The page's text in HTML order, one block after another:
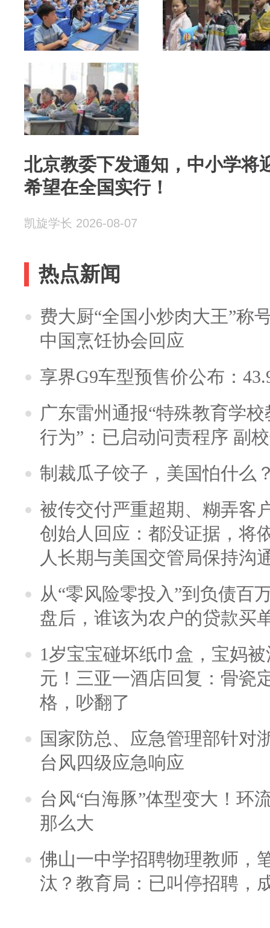
北京教委下发通知，中小学将
希望在全国实行！
凯旋学长 2026-08-07
热点新闻
费大厨“全国小炒肉大王”称
中国烹饪协会回应
享界G9车型预售价公布：
广东雷州通报“特殊教育学
行为”：已启动问责程序 副
制裁瓜子饺子，美国怕什么
被传交付严重超期、糊弄客
创始人回应：都没证据，将
人长期与美国交管局保持沟
从“零风险零投入”到负债百
盘后，谁该为农户的贷款买
1岁宝宝碰坏纸巾盒，宝妈
元！三亚一酒店回复：骨瓷
格，吵翻了
国家防总、应急管理部针对
台风四级应急响应
台风“白海豚”体型变大！环
那么大
佛山一中学招聘物理教师，
汰？教育局：已叫停招聘，